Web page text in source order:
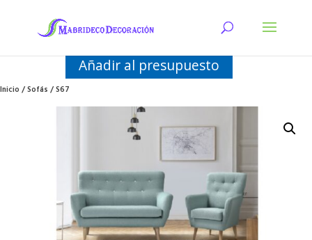
Añadir al presupuesto
Inicio/Sofás/ S67